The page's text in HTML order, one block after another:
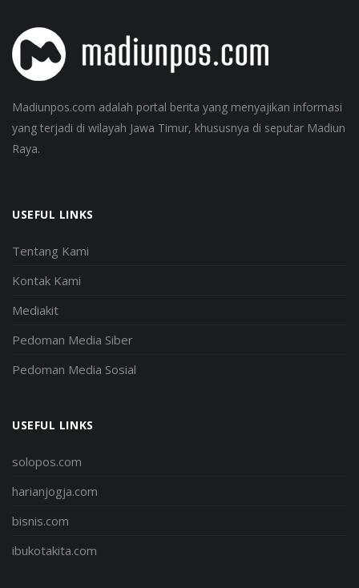
Madiunpos.com adalah portal berita yang menyajikan informasi
yang terjadi di wilayah Jawa Timur, khususnya di seputar Madiun
Raya.
USEFUL LINKS
Tentang Kami
Kontak Kami
Mediakit
Pedoman Media Siber
Pedoman Media Sosial
USEFUL LINKS
solopos.com
harianjogja.com
bisnis.com
ibukotakita.com